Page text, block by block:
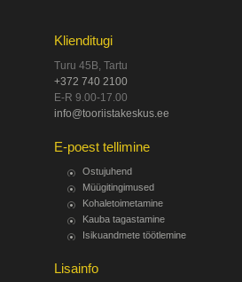
Klienditugi
Turu 45B, Tartu
+372 740 2100
E-R 9.00-17.00
info@tooriistakeskus.ee
E-poest tellimine
Ostujuhend
Müügitingimused
Kohaletoimetamine
Kauba tagastamine
Isikuandmete töötlemine
Lisainfo